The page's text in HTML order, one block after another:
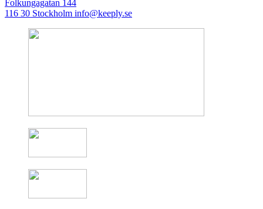
Folkungagatan 144
116 30 Stockholm info@keeply.se